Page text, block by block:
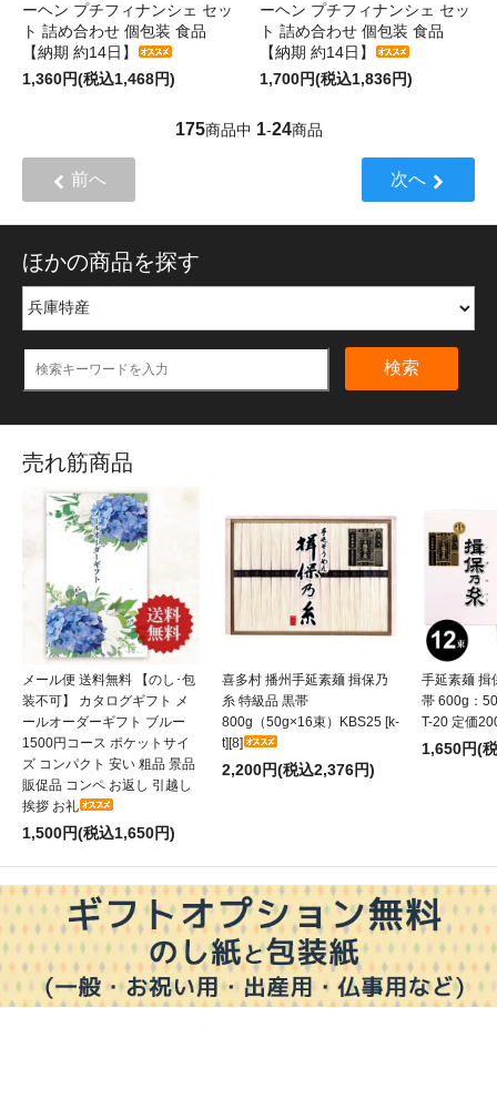
ーヘン プチフィナンシェ セッ
ト 詰め合わせ 個包装 食品
【納期 約14日】
1,360円(税込1,468円)
ーヘン プチフィナンシェ セッ
ト 詰め合わせ 個包装 食品
【納期 約14日】
1,700円(税込1,836円)
175商品中 1-24商品
前へ 次へ
ほかの商品を探す
検索
売れ筋商品
メール便 送料無料 【のし･包
装不可】 カタログギフト メ
ールオーダーギフト ブルー
1500円コース ポケットサイ
ズ コンパクト 安い 粗品 景品
販促品 コンペ お返し 引越し
挨拶 お礼
1,500円(税込1,650円)
喜多村 播州手延素麺 揖保乃
糸 特級品 黒帯
800g（50g×16束）KBS25 [k-
t][8]
2,200円(税込2,376円)
手延素麺 揖
帯 600g：
T-20 定価
1,650円(